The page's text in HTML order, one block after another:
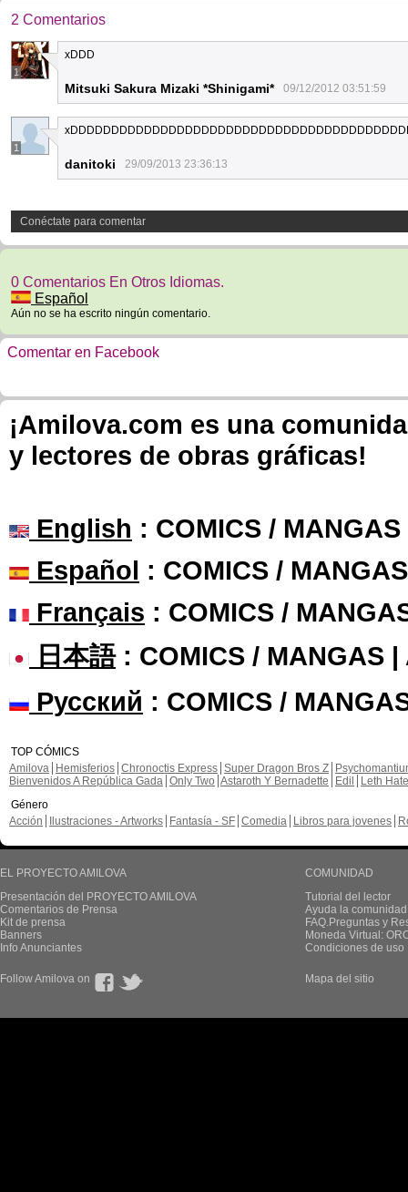
2 Comentarios
1
xDDD
Mitsuki Sakura Mizaki *Shinigami* 09/12/2012 03:51:59
1
danitoki 29/09/2013 23:36:13
Conéctate para comentar
0 Comentarios En Otros Idiomas.
Español
Aún no se ha escrito ningún comentario.
Comentar en Facebook
¡Amilova.com es una
y lectores de obras gráficas!
English : COMICS /
Español : COMICS /
Français : COMICS /
日本語: COMICS / MANGAS |
Русский : COMICS /
TOP CÓMICS
Amilova
Hemisferios Chronoctis Express Super Dragon Bros Z
Bienvenidos A República Gada Only Two Astaroth Y Bernadette Edil
Leth Hate
Género
Acción
Ilustraciones - Artworks Fantasía - SF Comedia Libros para jovenes
EL PROYECTO AMILOVA
Presentación del PROYECTO AMILOVA
Comentarios de Prensa
Kit de prensa
Banners
Info Anunciantes
COMUNIDAD
Tutorial del lector
Ayuda la
FAQ.Preguntas y
Moneda Virtual:
Condiciones de uso
Follow Amilova on Mapa del sitio